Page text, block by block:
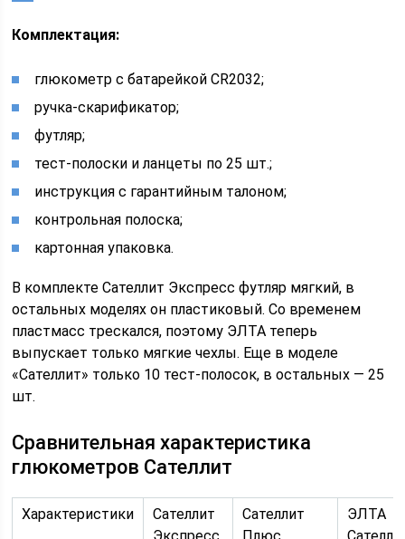
Комплектация:
глюкометр с батарейкой CR2032;
ручка-скарификатор;
футляр;
тест-полоски и ланцеты по 25 шт.;
инструкция с гарантийным талоном;
контрольная полоска;
картонная упаковка.
В комплекте Сателлит Экспресс футляр мягкий, в
остальных моделях он пластиковый. Со временем
пластмасс трескался, поэтому ЭЛТА теперь
выпускает только мягкие чехлы. Еще в моделе
«Сателлит» только 10 тест-полосок, в остальных — 25
шт.
Сравнительная характеристика
глюкометров Сателлит
Характеристики
Сателлит
Сателлит
ЭЛТА